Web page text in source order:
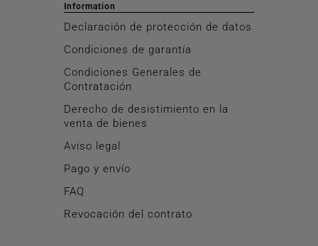
Information
Declaración de protección de datos
Condiciones de garantía
Condiciones Generales de
Contratación
Derecho de desistimiento en la
venta de bienes
Aviso legal
Pago y envío
FAQ
Revocación del contrato